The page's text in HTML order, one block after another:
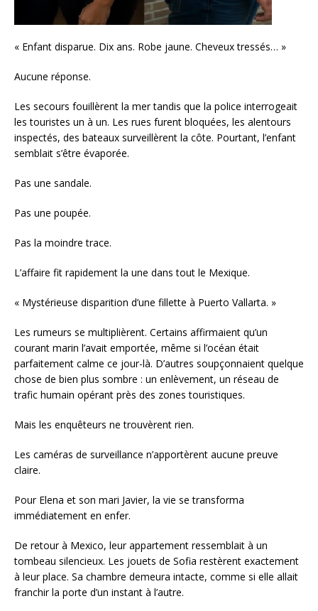
« Enfant disparue. Dix ans. Robe jaune. Cheveux tressés… »
Aucune réponse.
Les secours fouillèrent la mer tandis que la police interrogeait
les touristes un à un. Les rues furent bloquées, les alentours
inspectés, des bateaux surveillèrent la côte. Pourtant, l’enfant
semblait s’être évaporée.
Pas une sandale.
Pas une poupée.
Pas la moindre trace.
L’affaire fit rapidement la une dans tout le Mexique.
« Mystérieuse disparition d’une fillette à Puerto Vallarta. »
Les rumeurs se multiplièrent. Certains affirmaient qu’un
courant marin l’avait emportée, même si l’océan était
parfaitement calme ce jour-là. D’autres soupçonnaient quelque
chose de bien plus sombre : un enlèvement, un réseau de
trafic humain opérant près des zones touristiques.
Mais les enquêteurs ne trouvèrent rien.
Les caméras de surveillance n’apportèrent aucune preuve
claire.
Pour Elena et son mari Javier, la vie se transforma
immédiatement en enfer.
De retour à Mexico, leur appartement ressemblait à un
tombeau silencieux. Les jouets de Sofia restèrent exactement
à leur place. Sa chambre demeura intacte, comme si elle allait
franchir la porte d’un instant à l’autre.